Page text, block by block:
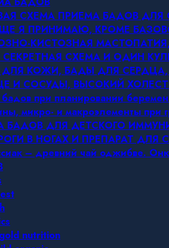
СХЕМА ПРИЕМА БАДОВ
Я ПРИНИМАЮ, КРОМЕ
КИСТОЗНАЯ
СХЕМА И ОДИН
ДЛЯ КОЖИ, БАДЫ ДЛЯ
И СОСУДЫ, ВЫСОКИЙ
при планировании
микро- и макроэлементы при
БАДОВ ДЛЯ ДЕТСКОГО
В НОГАХ И ПРЕПАРАТ ДЛЯ
– древний чай оджибве.
nutrition